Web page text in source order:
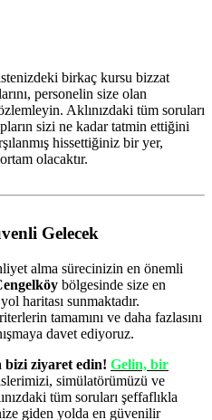
birkaç kursu bizzat
personelin size olan
Aklınızdaki tüm soruları
sizi ne kadar tatmin ettiğini
hissettiğiniz bir yer,
olacaktır.
Gelecek
alma sürecinizin en önemli
bölgesinde size en
haritası sunmaktadır.
tamamını ve daha fazlasını
davet ediyoruz.
bizi ziyaret edin! Gelin, bir
simülatörümüzü ve
tüm soruları şeffaflıkla
giden yolda en güvenilir